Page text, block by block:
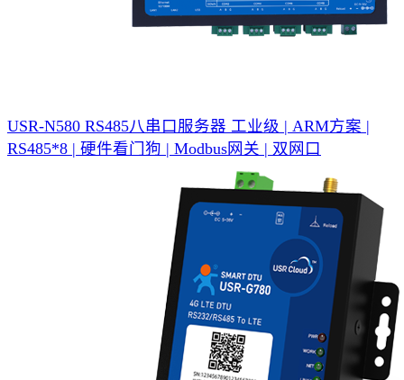
USR-N580 RS485八串口服务器 工业级 | ARM方案 |
RS485*8 | 硬件看门狗 | Modbus网关 | 双网口